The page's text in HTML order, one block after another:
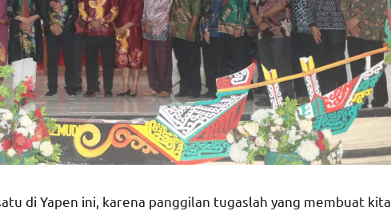
di Yapen ini, karena panggilan tugaslah yang membuat kita